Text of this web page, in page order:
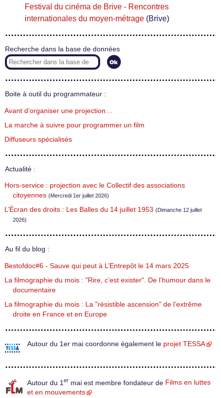
Festival du cinéma de Brive - Rencontres
internationales du moyen-métrage (Brive)
Recherche dans la base de données
Boite à outil du programmateur :
Avant d’organiser une projection…
La marche à suivre pour programmer un film
Diffuseurs spécialisés
Actualité :
Hors-service : projection avec le Collectif des associations
citoyennes (Mercredi 1er juillet 2026)
L’Écran des droits : Les Balles du 14 juillet 1953 (Dimanche 12 juillet
2026)
Au fil du blog :
Bestofdoc#6 - Sauve qui peut à L’Entrepôt le 14 mars 2025
La filmographie du mois : "Rire, c’est exister". De l’humour dans le
documentaire
La filmographie du mois : La "résistible ascension" de l’extrême
droite en France et en Europe
Autour du 1er mai coordonne également le projet TESSA
Autour du 1 er mai est membre fondateur de Films en luttes
et en mouvements